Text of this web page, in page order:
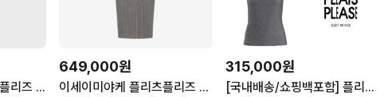
이세이미야케 플리츠 플리즈 베이직 민소매 원피스 블랙 JH113 15
649,000원
이세이미야케 플리츠플리즈 베이직 롱 원피스 그레이 여성 JH114 12
315,000원
[국내배송/쇼핑백포함] 플리츠플리즈 이세이미야케 베이직 미스트 나시 슬리브리스